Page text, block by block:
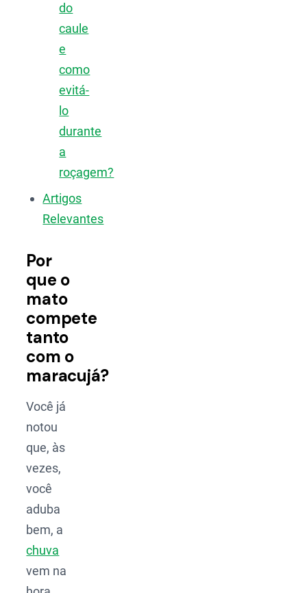
do
caule
e
como
evitá-
lo
durante
a
roçagem?
Artigos
Relevantes
Por
que o
mato
compete
tanto
com o
maracujá?
Você já
notou
que, às
vezes,
você
aduba
bem, a
chuva
vem na